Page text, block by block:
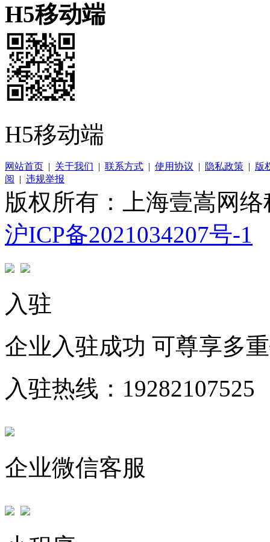
H5移动端
H5移动端
网站首页 | 关于我们 | 联系方式 | 使用协议 | 隐私政策 | 版
阅
| 违规举报
版权所有：上海壹嵩网
沪ICP备2021034207号-1
入驻
企业入驻成功 可尊享多
入驻热线：19282107525
企业微信客服